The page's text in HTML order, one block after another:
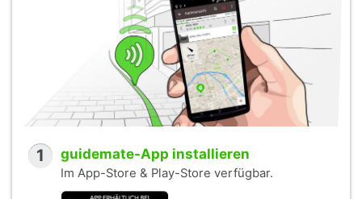
1 guidemate-App installieren
Im App-Store & Play-Store verfügbar.